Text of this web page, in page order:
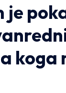
je
koga